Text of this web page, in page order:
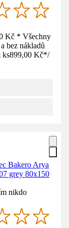
Kč * Všechny
bez nákladů
ks899,00 Kč*/
Bakero Arya
grey 80x150
nikdo